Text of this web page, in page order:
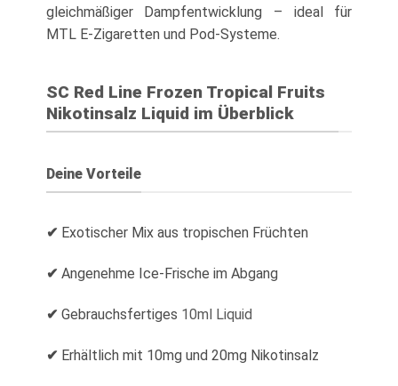
gleichmäßiger Dampfentwicklung – ideal für
MTL E-Zigaretten und Pod-Systeme.
SC Red Line Frozen Tropical Fruits
Nikotinsalz Liquid im Überblick
Deine Vorteile
✔ Exotischer Mix aus tropischen Früchten
✔ Angenehme Ice-Frische im Abgang
✔ Gebrauchsfertiges 10ml Liquid
✔ Erhältlich mit 10mg und 20mg Nikotinsalz